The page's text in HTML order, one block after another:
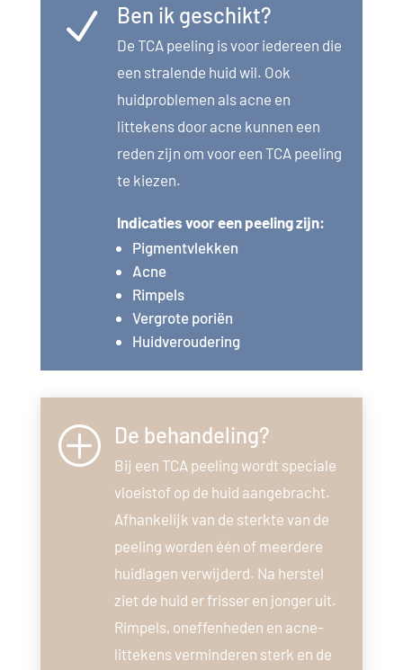
N Ben ik geschikt?
De TCA peeling is voor iedereen die
een stralende huid wil. Ook
huidproblemen als acne en
littekens door acne kunnen een
reden zijn om voor een TCA peeling
te kiezen.
Indicaties voor een peeling zijn:
Pigmentvlekken
Acne
Rimpels
Vergrote poriën
Huidveroudering
P De behandeling?
Bij een TCA peeling wordt speciale
vloeistof op de huid aangebracht.
Afhankelijk van de sterkte van de
peeling worden één of meerdere
huidlagen verwijderd. Na herstel
ziet de huid er frisser en jonger uit.
Rimpels, oneffenheden en acne-
littekens verminderen sterk en de